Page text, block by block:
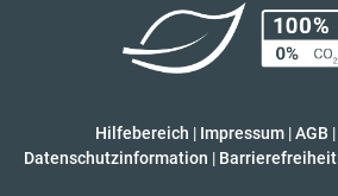
Hilfebereich | Impressum |AGB |
Datenschutzinformation | Barrierefreiheit